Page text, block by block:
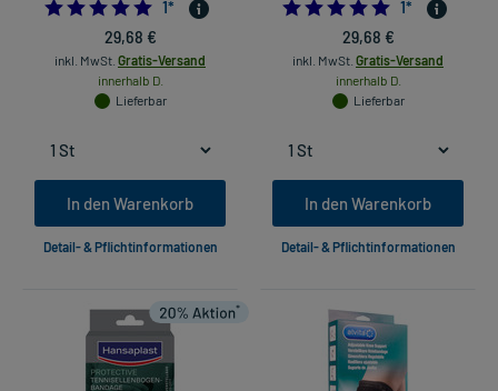
5.0
1*
29,68 €
inkl. MwSt. Gratis-Versand
innerhalb D.
Lieferbar
In den Warenkorb
Detail- & Pflichtinformationen
5.0
1*
29,68 €
inkl. MwSt. Gratis-Versand
innerhalb D.
Lieferbar
In den Warenkorb
Detail- & Pflichtinformationen